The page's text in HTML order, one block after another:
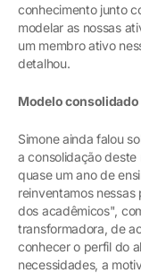
conhecimento junto
modelar as nossas
um membro ativo
detalhou.
Modelo consolidado
Simone ainda falou
a consolidação
quase um ano de
reinventamos
dos acadêmicos",
transformadora, de
conhecer o perfil do
necessidades, a